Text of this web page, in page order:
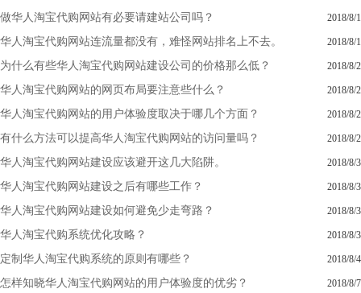
做华人淘宝代购网站有必要请建站公司吗？ 2018/8/1
华人淘宝代购网站连流量都没有，难怪网站排名上不去。 2018/8/1
为什么有些华人淘宝代购网站建设公司的价格那么低？ 2018/8/2
华人淘宝代购网站的网页布局要注意些什么？ 2018/8/2
华人淘宝代购网站的用户体验度取决于哪几个方面？ 2018/8/2
有什么方法可以提高华人淘宝代购网站的访问量吗？ 2018/8/2
华人淘宝代购网站建设应该避开这几大陷阱。 2018/8/3
华人淘宝代购网站建设之后有哪些工作？ 2018/8/3
华人淘宝代购网站建设如何避免少走弯路？ 2018/8/3
华人淘宝代购系统优化攻略？ 2018/8/3
定制华人淘宝代购系统的原则有哪些？ 2018/8/4
怎样知晓华人淘宝代购网站的用户体验度的优劣？ 2018/8/7